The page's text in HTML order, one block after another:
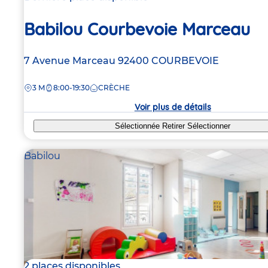
Babilou Courbevoie Marceau
Adresse
la
7 Avenue Marceau 92400 COURBEVOIE
DISTANCE
3 M 8:00-19:30 CRÈCHE
Voir plus de détails
Sélectionnée RetirerSélectionner
Babilou